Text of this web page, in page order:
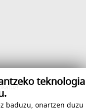
teknologia
baduzu, onartzen duzu